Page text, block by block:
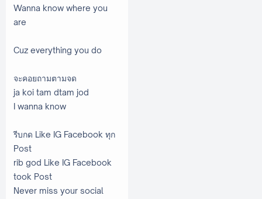
Wanna know where you
are
Cuz everything you do
จะคอยถามตามจด
ja koi tam dtam jod
I wanna know
รีบกด Like IG Facebook ทุก
Post
rib god Like IG Facebook
took Post
Never miss your social